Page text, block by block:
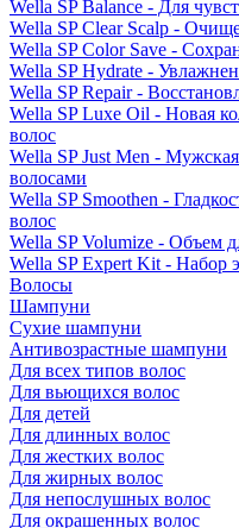
Wella SP Balance - Для
Wella SP Clear Scalp -
Wella SP Color Save -
Wella SP Hydrate -
Wella SP Repair -
Wella SP Luxe Oil - Новая
волос
Wella SP Just Men -
волосами
Wella SP Smoothen -
волос
Wella SP Volumize - Объем
Wella SP Expert Kit - Набор
Волосы
Шампуни
Сухие шампуни
Антивозрастные шампуни
Для всех типов волос
Для вьющихся волос
Для детей
Для длинных волос
Для жестких волос
Для жирных волос
Для непослушных волос
Для окрашенных волос